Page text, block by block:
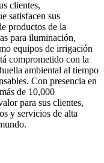
clientes,
satisfacen sus
productos de la
para iluminación,
equipos de irrigación
comprometido con la
ambiental al tiempo
Con presencia en
de 10,000
para sus clientes,
y servicios de alta